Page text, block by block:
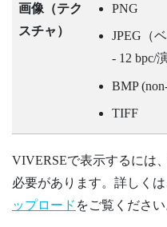
画像（テク
スチャ）
PNG
JPEG（
- 12 bpc/
BMP
TIFF
VIVERSEで表示するには
必要があります。詳しくは
ップロード をご覧ください